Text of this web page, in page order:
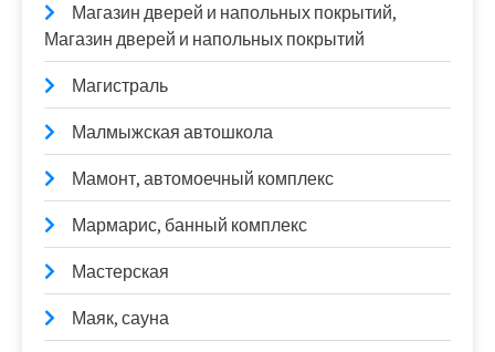
Магазин дверей и напольных покрытий,
Магазин дверей и напольных покрытий
Магистраль
Малмыжская автошкола
Мамонт, автомоечный комплекс
Мармарис, банный комплекс
Мастерская
Маяк, сауна